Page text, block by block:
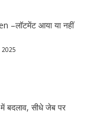
–लॉटमेंट आया या नहीं
2025
बदलाव, सीधे जेब पर